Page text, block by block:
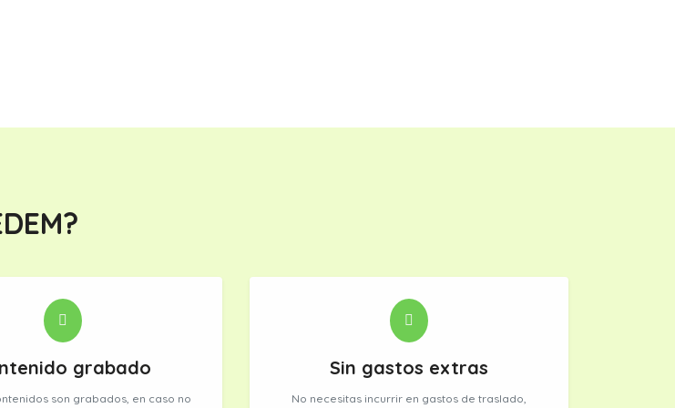
grabado
son grabados, en caso no
Sin gastos extras
No necesitas incurrir en gastos de traslado,